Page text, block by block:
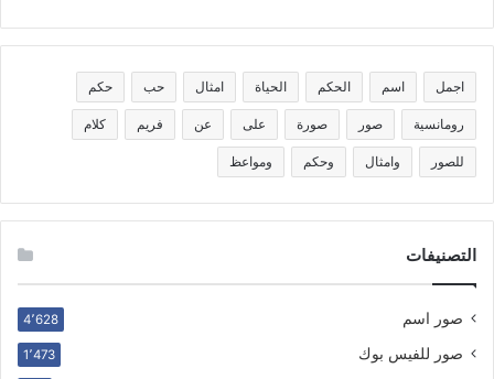
اجمل اسم الحكم الحياة امثال حب حكم
رومانسية صور صورة على عن فريم كلام
للصور وامثال وحكم ومواعظ
التصنيفات
صور اسم 4٬628
صور للفيس بوك 1٬473